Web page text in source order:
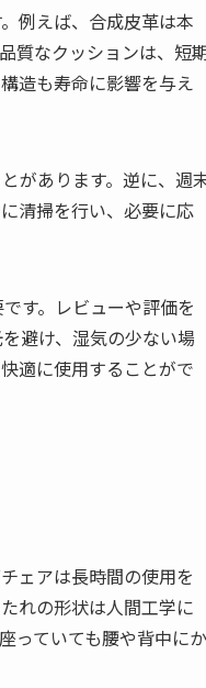
例えば、合成皮革は本
質なクッションは、短
造も寿命に影響を与え
があります。逆に、週
清掃を行い、必要に応
す。レビューや評価を
避け、湿気の少ない場
適に使用することがで
ェアは長時間の使用を
れの形状は人間工学に
っていても腰や背中にか